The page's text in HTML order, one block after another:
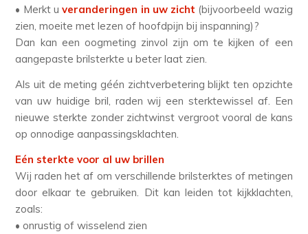
• Merkt uveranderingen in uw zicht (bijvoorbeeld wazig
zien, moeite met lezen of hoofdpijn bij inspanning)?
Dan kan een oogmeting zinvol zijn om te kijken of een
aangepaste brilsterkte u beter laat zien.
Als uit de meting géén zichtverbetering blijkt ten opzichte
van uw huidige bril, raden wij een sterktewissel af. Een
nieuwe sterkte zonder zichtwinst vergroot vooral de kans
op onnodige aanpassingsklachten.
Eén sterkte voor al uw brillen
Wij raden het af om verschillende brilsterktes of metingen
door elkaar te gebruiken. Dit kan leiden tot kijkklachten,
zoals:
• onrustig of wisselend zien